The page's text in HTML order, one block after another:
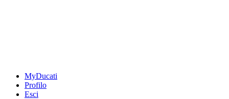
MyDucati
Profilo
Esci